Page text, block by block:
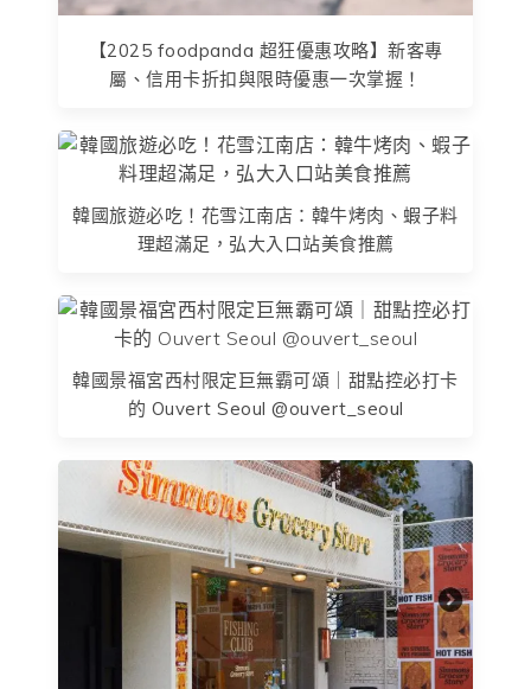
【2025 foodpanda 超狂優惠攻略】新客專
屬、信用卡折扣與限時優惠一次掌握！
韓國旅遊必吃！花雪江南店：韓牛烤肉、蝦子料
理超滿足，弘大入口站美食推薦
韓國景福宮西村限定巨無霸可頌｜甜點控必打卡
的 Ouvert Seoul @ouvert_seoul